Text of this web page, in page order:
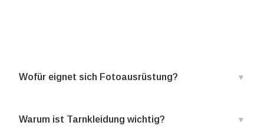
Wofür eignet sich Fotoausrüstung?
Warum ist Tarnkleidung wichtig?